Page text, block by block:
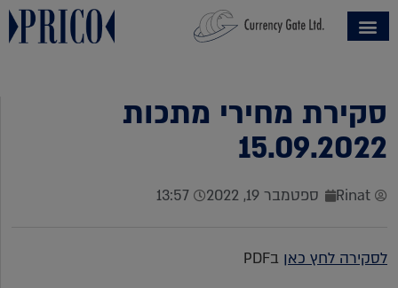
סקירת מחירי מתכות
15.09.2022
Rinat ספטמבר 19, 2022 13:57
לסקירה לחץ כאן בPDF